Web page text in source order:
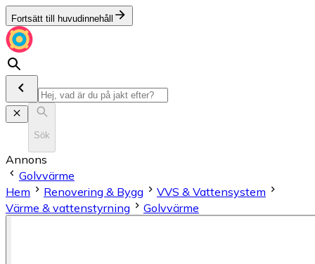
Fortsätt till huvudinnehåll
Sök
Annons
Golvvärme
Hem
Renovering & Bygg
VVS & Vattensystem
Värme & vattenstyrning
Golvvärme